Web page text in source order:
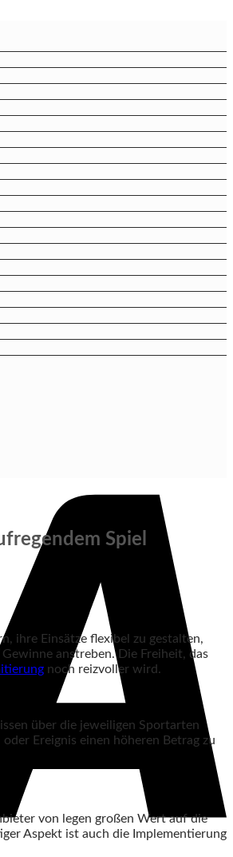
Spiel
ihre Einsätze flexibel zu gestalten,
anstreben. Die Freiheit, das
noch reizvoller wird.
über die jeweiligen Sportarten
Ereignis einen höheren Betrag zu
von legen großen Wert auf die
Aspekt ist auch die Implementierung